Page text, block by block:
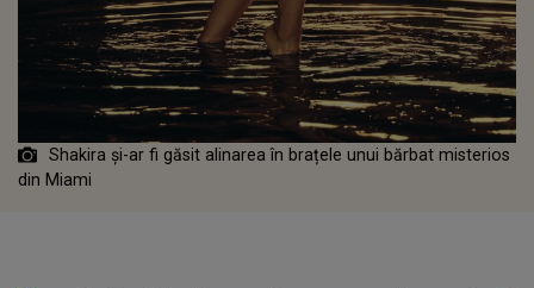
Shakira și-ar fi găsit alinarea în brațele unui bărbat misterios
din Miami